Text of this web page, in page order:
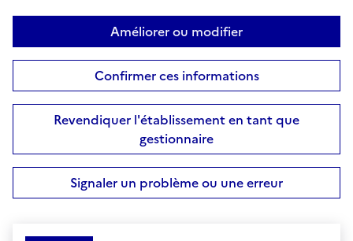
Améliorer ou modifier
Confirmer ces informations
Revendiquer l'établissement en tant que
gestionnaire
Signaler un problème ou une erreur